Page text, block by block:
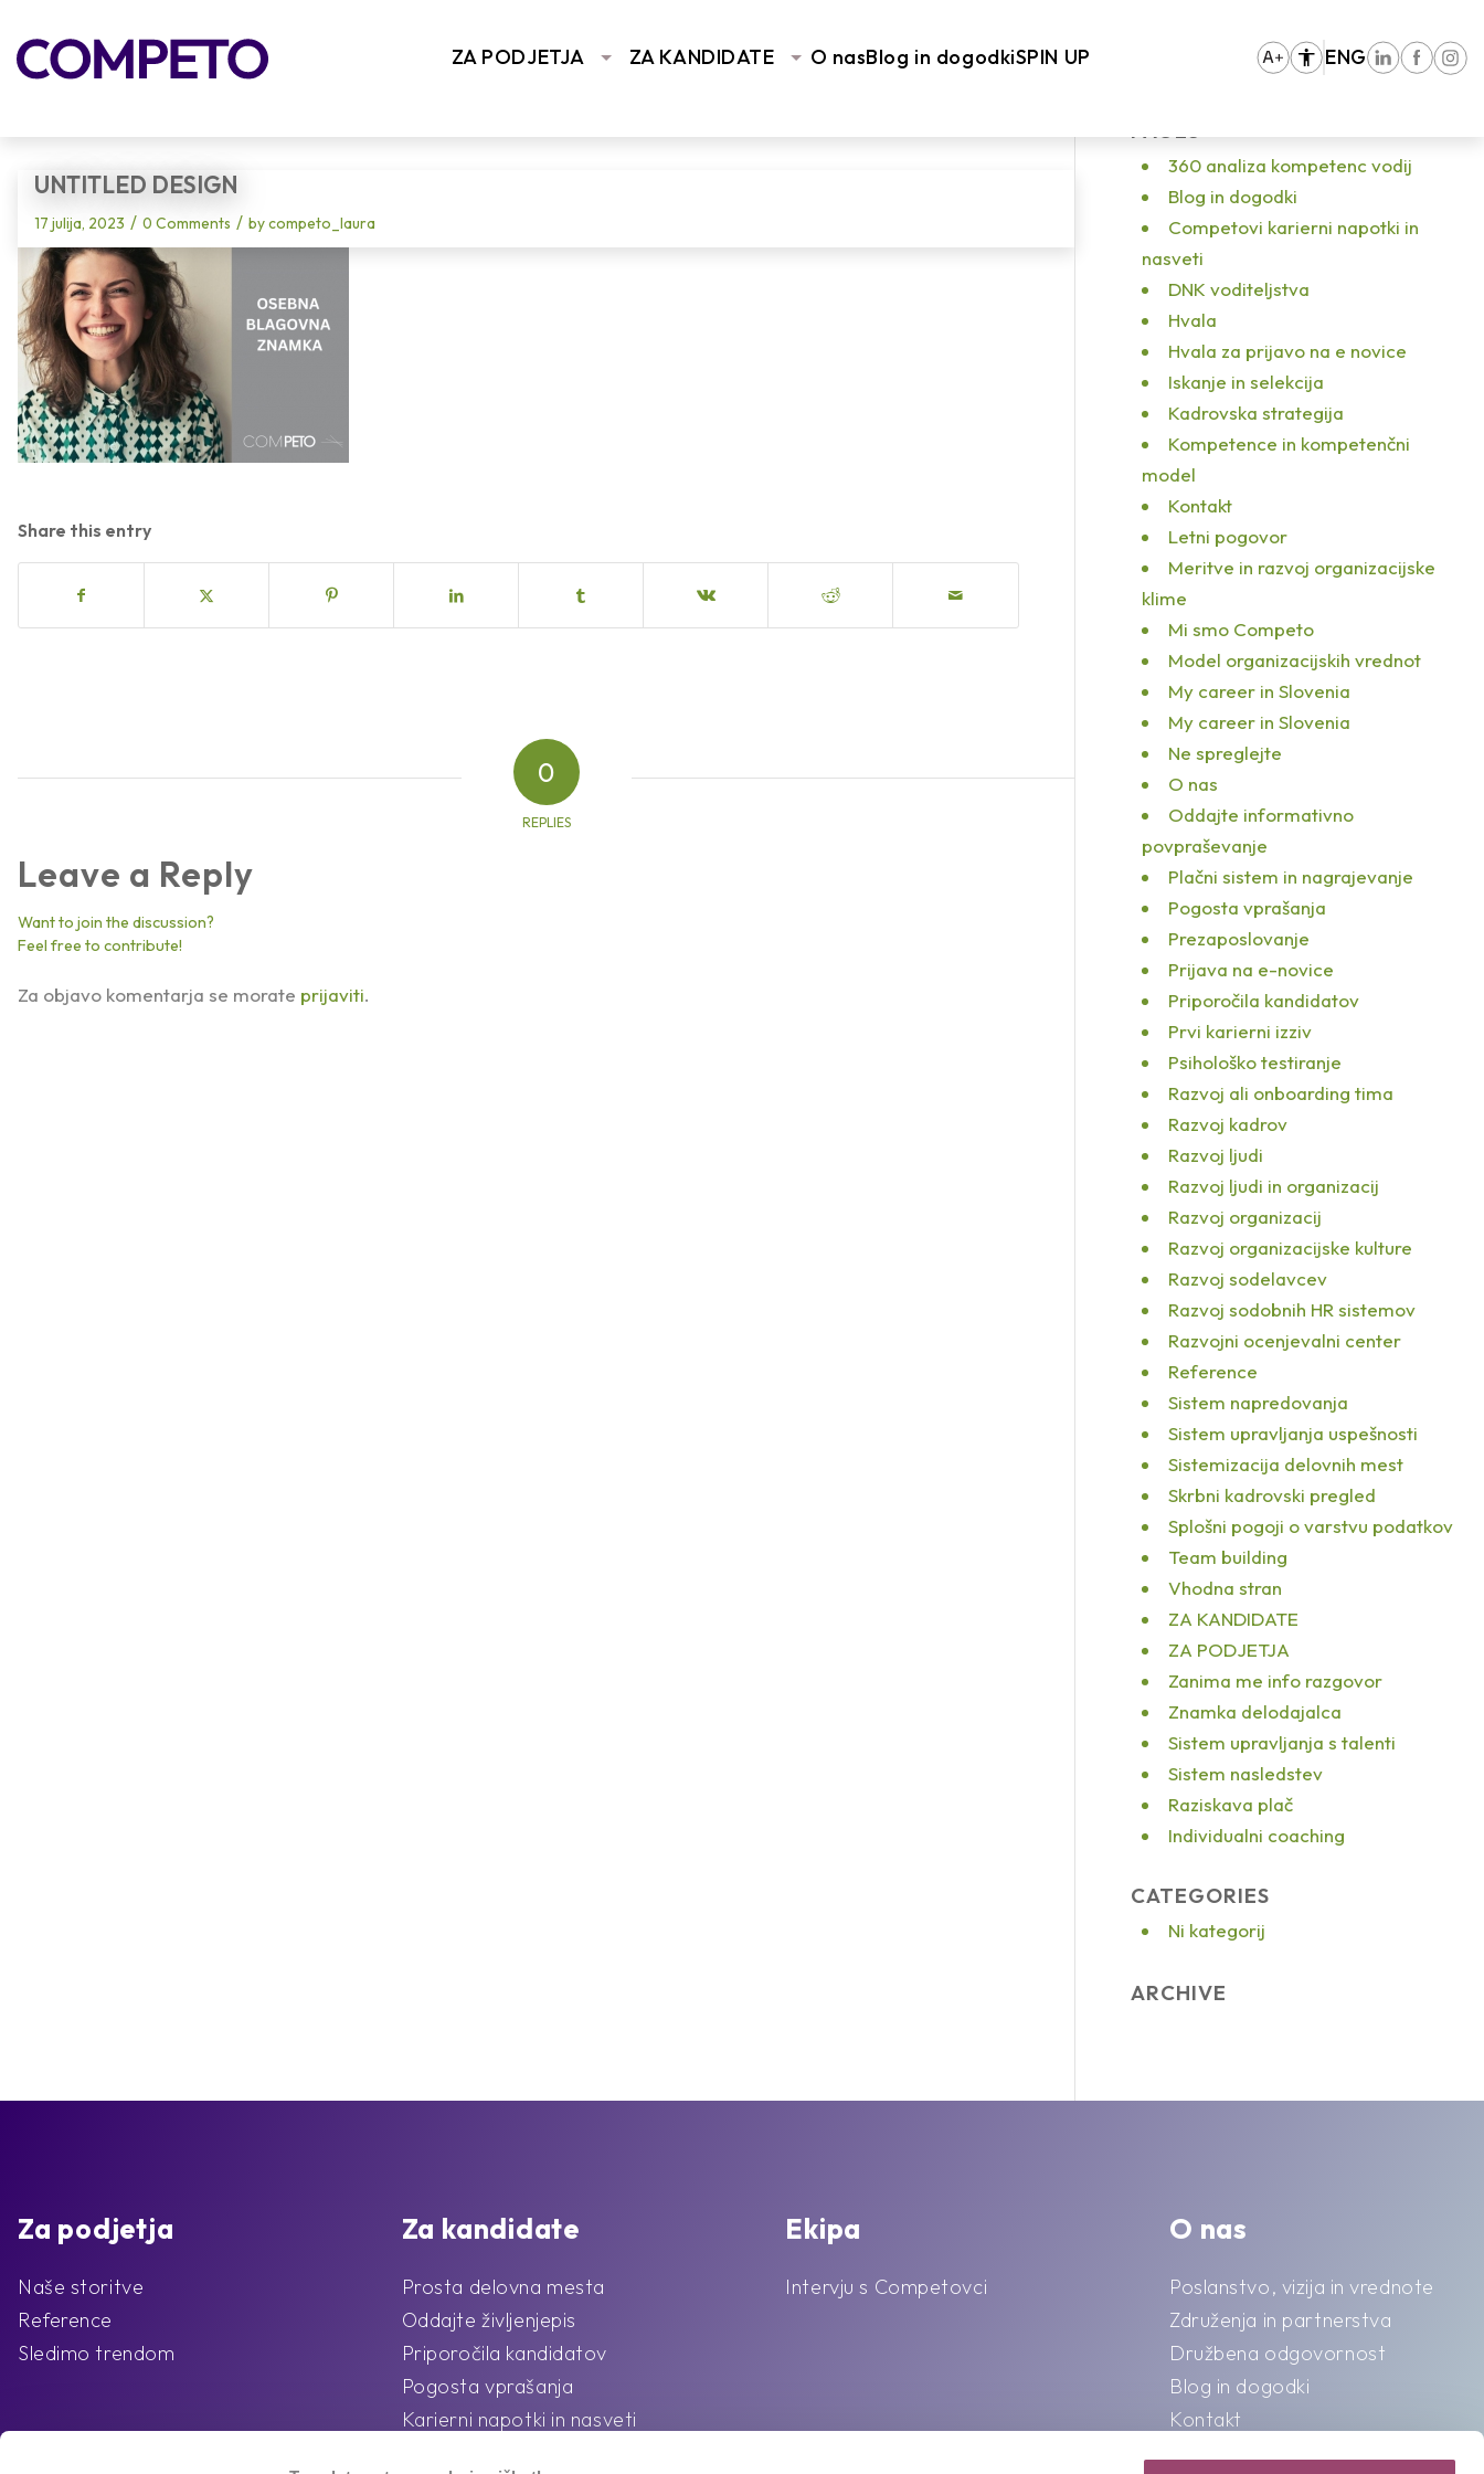
ZA PODJETJA ZA KANDIDATE O nasBlog in dogodkiSPIN UP ENG
UNTITLED DESIGN
17 julija, 2023 / 0 Comments / bycompeto_laura
Share this entry
0
REPLIES
Leave a Reply
Want to join the discussion?
Feel free to contribute!
Za objavo komentarja se morate prijaviti.
PAGES
360 analiza kompetenc vodij
Blog in dogodki
Competovi karierni napotki in
nasveti
DNK voditeljstva
Hvala
Hvala za prijavo na e novice
Iskanje in selekcija
Kadrovska strategija
Kompetence in kompetenčni
model
Kontakt
Letni pogovor
Meritve in razvoj organizacijske
klime
Mi smo Competo
Model organizacijskih vrednot
My career in Slovenia
My career in Slovenia
Ne spreglejte
O nas
Oddajte informativno
povpraševanje
Plačni sistem in nagrajevanje
Pogosta vprašanja
Prezaposlovanje
Prijava na e-novice
Priporočila kandidatov
Prvi karierni izziv
Psihološko testiranje
Razvoj ali onboarding tima
Razvoj kadrov
Razvoj ljudi
Razvoj ljudi in organizacij
Razvoj organizacij
Razvoj organizacijske kulture
Razvoj sodelavcev
Razvoj sodobnih HR sistemov
Razvojni ocenjevalni center
Reference
Sistem napredovanja
Sistem upravljanja uspešnosti
Sistemizacija delovnih mest
Skrbni kadrovski pregled
Splošni pogoji o varstvu podatkov
Team building
Vhodna stran
ZA KANDIDATE
ZA PODJETJA
Zanima me info razgovor
Znamka delodajalca
Sistem upravljanja s talenti
Sistem nasledstev
Raziskava plač
Individualni coaching
CATEGORIES
Ni kategorij
ARCHIVE
Za podjetja
Naše storitve
Reference
Sledimo trendom
Za kandidate
Prosta delovna mesta
Oddajte življenjepis
Priporočila kandidatov
Pogosta vprašanja
Karierni napotki in nasveti
Ekipa
Intervju s Competovci
O nas
Poslanstvo, vizija in vrednote
Združenja in partnerstva
Družbena odgovornost
Blog in dogodki
Kontakt